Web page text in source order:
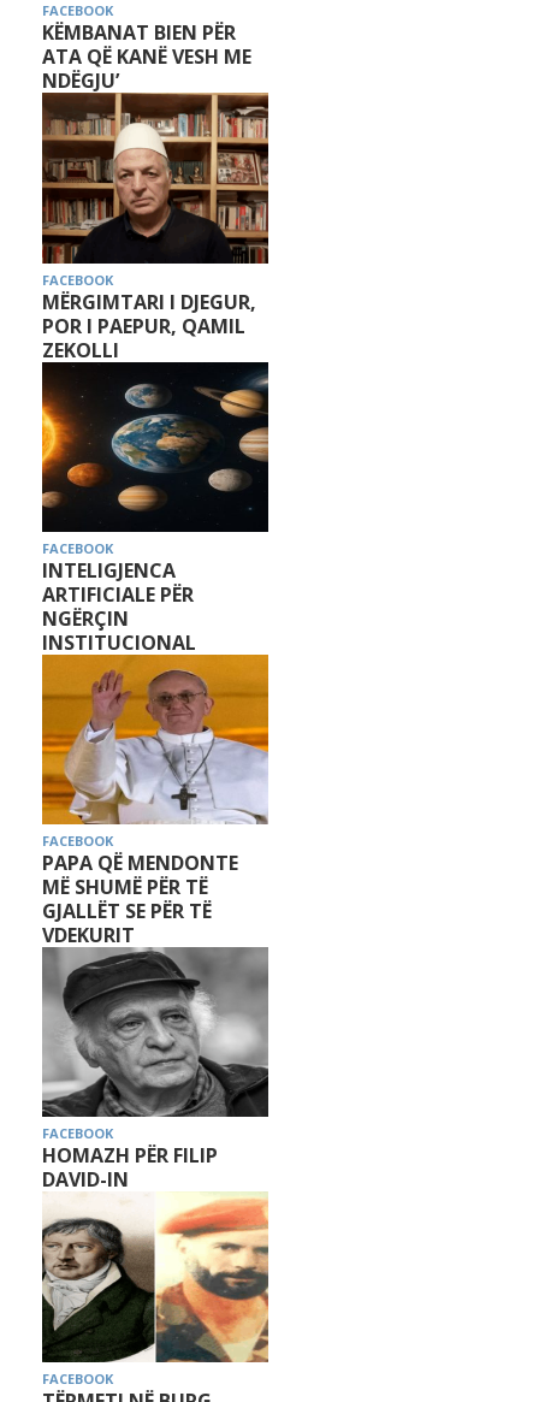
FACEBOOK
KËMBANAT BIEN PËR
ATA QË KANË VESH ME
NDËGJU’
FACEBOOK
MËRGIMTARI I DJEGUR,
POR I PAEPUR, QAMIL
ZEKOLLI
FACEBOOK
INTELIGJENCA
ARTIFICIALE PËR
NGËRÇIN
INSTITUCIONAL
FACEBOOK
PAPA QË MENDONTE
MË SHUMË PËR TË
GJALLËT SE PËR TË
VDEKURIT
FACEBOOK
HOMAZH PËR FILIP
DAVID-IN
FACEBOOK